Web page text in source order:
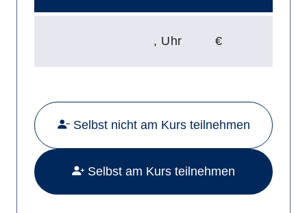
Mehr Details zu folgendem Kurs
, Uhr €
Selbst nicht am Kurs teilnehmen
Selbst am Kurs teilnehmen